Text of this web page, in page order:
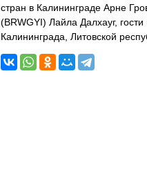
стран в Калининграде Арне
(BRWGYI) Лайла Далхауг,
Калининграда, Литовской